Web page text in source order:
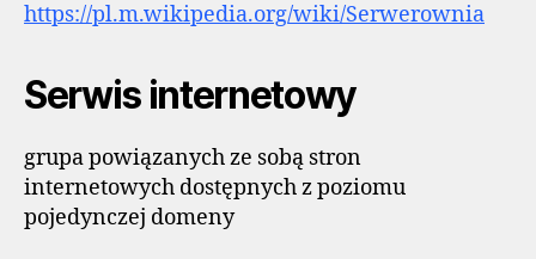
https://pl.m.wikipedia.org/wiki/Serwerownia
Serwis internetowy
grupa powiązanych ze sobą stron
internetowych dostępnych z poziomu
pojedynczej domeny